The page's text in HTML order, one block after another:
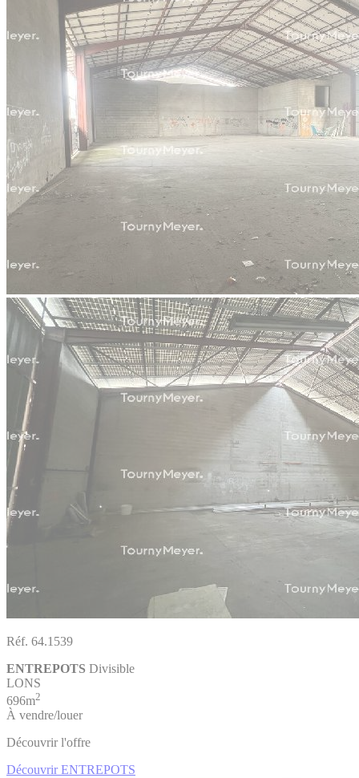
Réf. 64.1539
ENTREPOTS Divisible
LONS
696m2
À vendre/louer
Découvrir l'offre
Découvrir ENTREPOTS